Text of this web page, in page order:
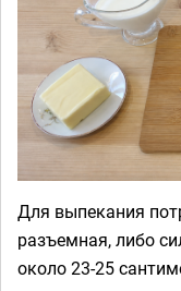
Для выпекания
разъемная, либо
около 23-25